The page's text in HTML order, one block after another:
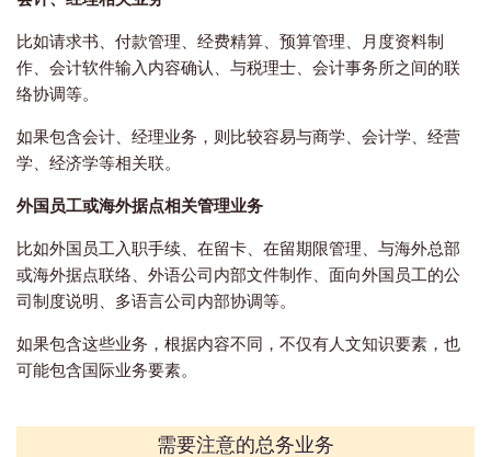
比如请求书、付款管理、经费精算、预算管理、月度资料制
作、会计软件输入内容确认、与税理士、会计事务所之间的联
络协调等。
如果包含会计、经理业务，则比较容易与商学、会计学、经营
学、经济学等相关联。
外国员工或海外据点相关管理业务
比如外国员工入职手续、在留卡、在留期限管理、与海外总部
或海外据点联络、外语公司内部文件制作、面向外国员工的公
司制度说明、多语言公司内部协调等。
如果包含这些业务，根据内容不同，不仅有人文知识要素，也
可能包含国际业务要素。
需要注意的总务业务